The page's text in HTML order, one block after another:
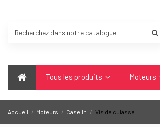
Tous les produits Moteurs
Accueil Moteurs Case Ih Vis de culasse